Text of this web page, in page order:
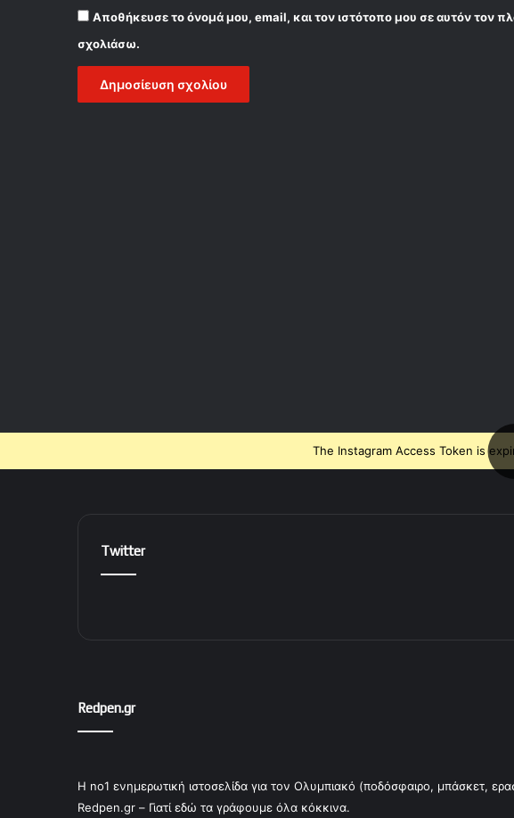
Αποθήκευσε το όνομά μου, email, και τον ιστότοπο μου σε αυτόν τον
σχολιάσω.
The Instagram Access Token is
Twitter
Redpen.gr
Η no1 ενημερωτική ιστοσελίδα για τον Ολυμπιακό (ποδόσφαιρο, μπάσκετ,
Redpen.gr – Γιατί εδώ τα γράφουμε όλα κόκκινα.